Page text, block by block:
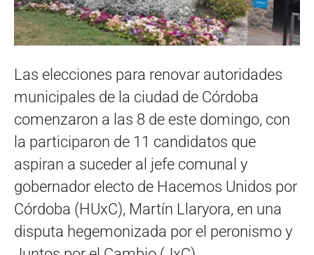
Las elecciones para renovar autoridades
municipales de la ciudad de Córdoba
comenzaron a las 8 de este domingo, con
la participaron de 11 candidatos que
aspiran a suceder al jefe comunal y
gobernador electo de Hacemos Unidos por
Córdoba (HUxC), Martín Llaryora, en una
disputa hegemonizada por el peronismo y